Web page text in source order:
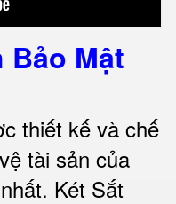
Bảo Mật
thiết kế và chế
tài sản của
Két Sắt